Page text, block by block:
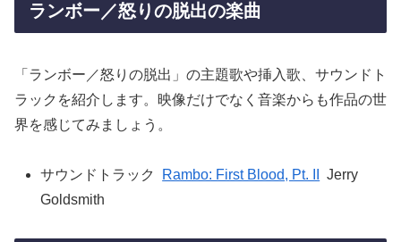
ランボー／怒りの脱出の楽曲
「ランボー／怒りの脱出」の主題歌や挿入歌、サウンドト
ラックを紹介します。映像だけでなく音楽からも作品の世
界を感じてみましょう。
サウンドトラック Rambo: First Blood, Pt. II
Jerry
Goldsmith